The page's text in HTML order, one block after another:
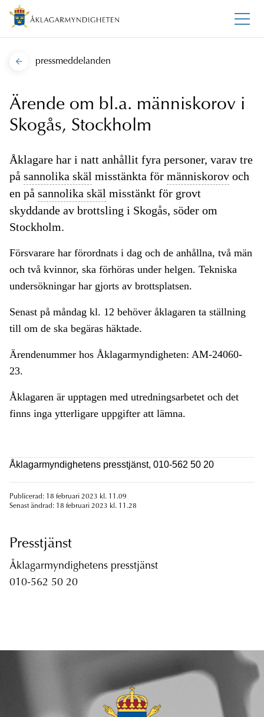
pressmeddelanden
Ärende om bl.a. människorov i
Skogås, Stockholm
Åklagare har i natt anhållit fyra personer, varav tre
på sannolika skäl misstänkta för människorov och
en på sannolika skäl misstänkt för grovt
skyddande av brottsling i Skogås, söder om
Stockholm.
Försvarare har förordnats i dag och de anhållna, två män
och två kvinnor, ska förhöras under helgen. Tekniska
undersökningar har gjorts av brottsplatsen.
Senast på måndag kl. 12 behöver åklagaren ta ställning
till om de ska begäras häktade.
Ärendenummer hos Åklagarmyndigheten: AM-24060-
23.
Åklagaren är upptagen med utredningsarbetet och det
finns inga ytterligare uppgifter att lämna.
Åklagarmyndighetens presstjänst, 010-562 50 20
Publicerad: 18 februari 2023 kl. 11.09
Senast ändrad: 18 februari 2023 kl. 11.28
Presstjänst
Åklagarmyndighetens presstjänst
010-562 50 20